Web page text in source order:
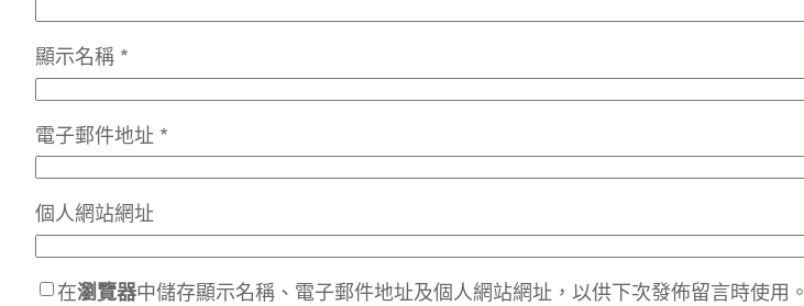
顯示名稱 *
電子郵件地址 *
個人網站網址
在瀏覽器中儲存顯示名稱、電子郵件地址及個人網站網址，以供下次發佈留言時使用。